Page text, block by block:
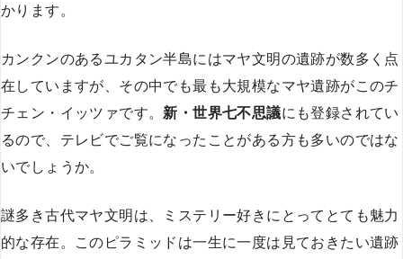
かります。
カンクンのあるユカタン半島にはマヤ文明の遺跡が数多く点
在していますが、その中でも最も大規模なマヤ遺跡がこのチ
チェン・イッツァです。新・世界七不思議にも登録されてい
るので、テレビでご覧になったことがある方も多いのではな
いでしょうか。
謎多き古代マヤ文明は、ミステリー好きにとってとても魅力
的な存在。このピラミッドは一生に一度は見ておきたい遺跡